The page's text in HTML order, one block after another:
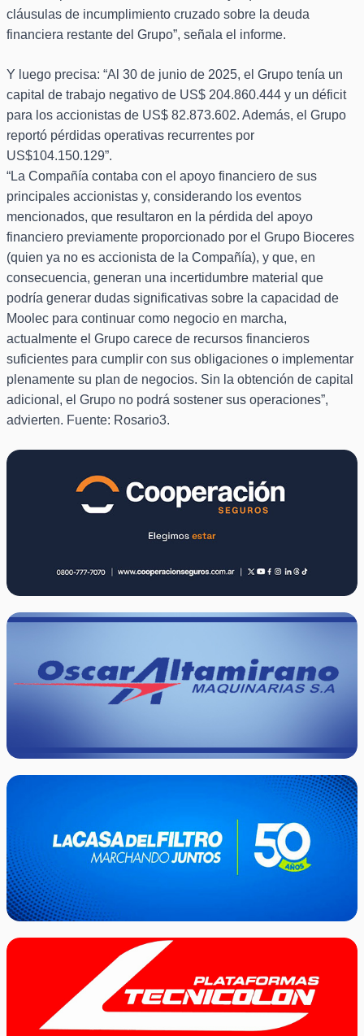
cláusulas de incumplimiento cruzado sobre la deuda
financiera restante del Grupo”, señala el informe.
Y luego precisa: “Al 30 de junio de 2025, el Grupo tenía un
capital de trabajo negativo de US$ 204.860.444 y un déficit
para los accionistas de US$ 82.873.602. Además, el Grupo
reportó pérdidas operativas recurrentes por
US$104.150.129”.
“La Compañía contaba con el apoyo financiero de sus
principales accionistas y, considerando los eventos
mencionados, que resultaron en la pérdida del apoyo
financiero previamente proporcionado por el Grupo Bioceres
(quien ya no es accionista de la Compañía), y que, en
consecuencia, generan una incertidumbre material que
podría generar dudas significativas sobre la capacidad de
Moolec para continuar como negocio en marcha,
actualmente el Grupo carece de recursos financieros
suficientes para cumplir con sus obligaciones o implementar
plenamente su plan de negocios. Sin la obtención de capital
adicional, el Grupo no podrá sostener sus operaciones”,
advierten. Fuente: Rosario3.